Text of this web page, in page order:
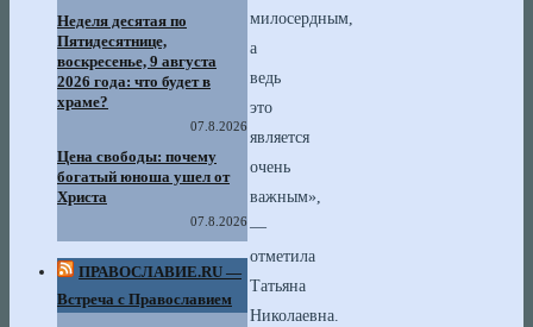
милосердным,
а
ведь
это
является
очень
важным»,
—
отметила
Татьяна
Николаевна.
Неделя десятая по
Пятидесятнице,
воскресенье, 9 августа
2026 года: что будет в
храме?
07.8.2026
Цена свободы: почему
богатый юноша ушел от
Христа
07.8.2026
ПРАВОСЛАВИЕ.RU —
Встреча с Православием